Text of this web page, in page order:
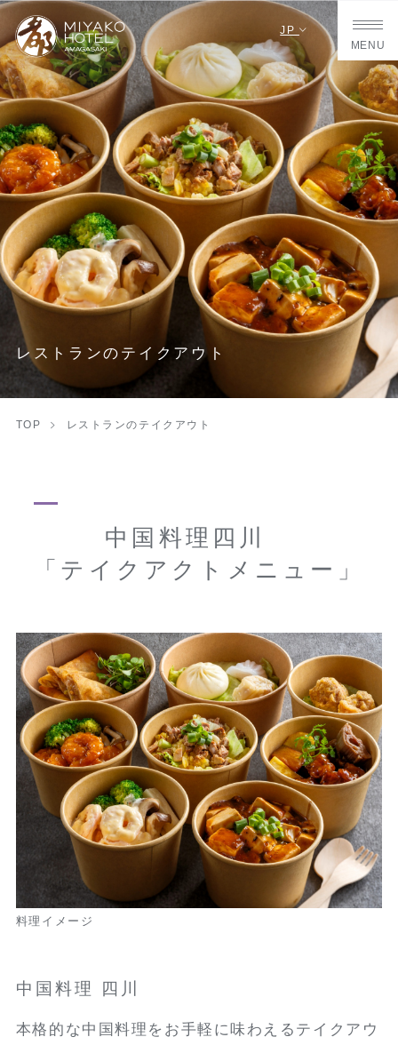
JP
MENU
レストランのテイクアウト
TOP レストランのテイクアウト
中国料理四川
「テイクアクトメニュー」
料理イメージ
中国料理 四川
本格的な中国料理をお手軽に味わえるテイクアウ